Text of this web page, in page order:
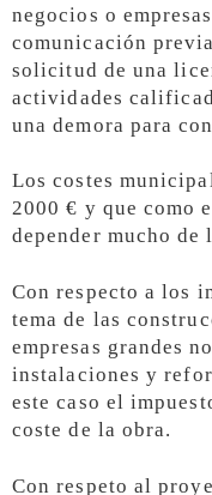
negocios o
comunicación
solicitud de una
actividades
una demora para
Los costes
2000 € y que como
depender mucho
Con respecto a los
tema de las
empresas grandes
instalaciones y
este caso el
coste de la obra.
Con respeto al